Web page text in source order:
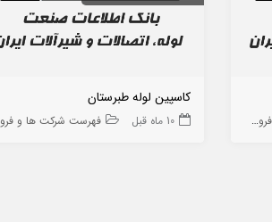
ها
کاسپین لوله طبرستان
10 ماه قبل فهرست شرکت ها و فروشگاه ها